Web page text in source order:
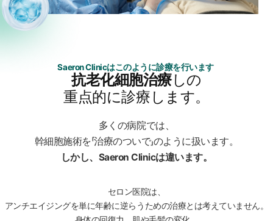
Saeron Clinicはこのように診療を行います
抗老化細胞治療しの
重点的に診療します。
多くの病院では、
幹細胞施術を「治療のついで」のように扱います。
しかし、Saeron Clinicは違います。
セロン医院は、
アンチエイジングを単に年齢に逆らうための治療とは考えていません。